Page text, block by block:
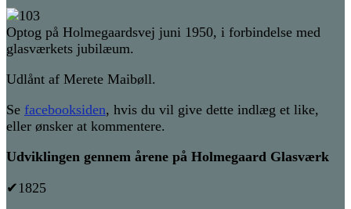
Optog på Holmegaardsvej juni 1950, i forbindelse med
glasværkets jubilæum.
Udlånt af Merete Maibøll.
Se facebooksiden, hvis du vil give dette indlæg et like,
eller ønsker at kommentere.
Udviklingen gennem årene på Holmegaard Glasværk
✔1825